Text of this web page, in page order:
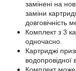
замінені на
заміни
довговічність
Комплект з 3
одночасно.
Картриджі
водопровідної
Комплект може